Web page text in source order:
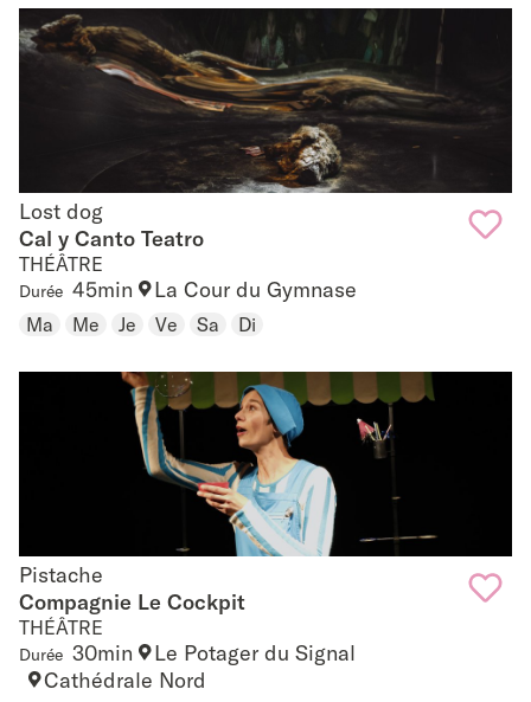
Lost dog
Lost dog
Cal y Canto Teatro
THÉÂTRE
Durée 45min La Cour du Gymnase
Ma Me Je Ve Sa Di
Pistache
Pistache
Compagnie Le Cockpit
THÉÂTRE
Durée 30min
Le Potager du Signal
Cathédrale Nord